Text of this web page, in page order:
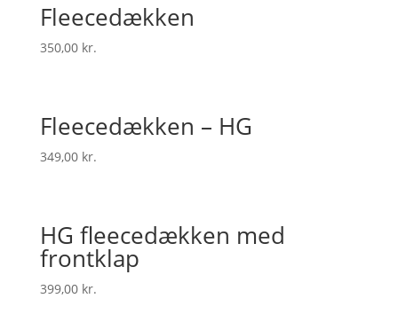
Fleecedækken
350,00 kr.
Fleecedækken – HG
349,00 kr.
HG fleecedækken med
frontklap
399,00 kr.